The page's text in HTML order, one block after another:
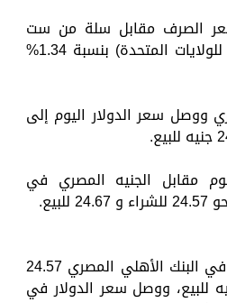
الصرف مقابل سلة من ست
عملات للشركاء التجاريين للولايات المتحدة) بنسبة 1.34%
ووصل سعر الدولار اليوم إلى
مقابل الجنيه المصري في
سجل سعر صرف الدولار في البنك الأهلي المصري 24.57
للشراء و 24.67 جنيه للبيع، ووصل سعر الدولار في